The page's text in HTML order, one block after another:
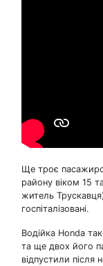
Ще троє
району віком 15
житель
госпіталізовані.
Водійка Honda
та ще двох його
відпустили після